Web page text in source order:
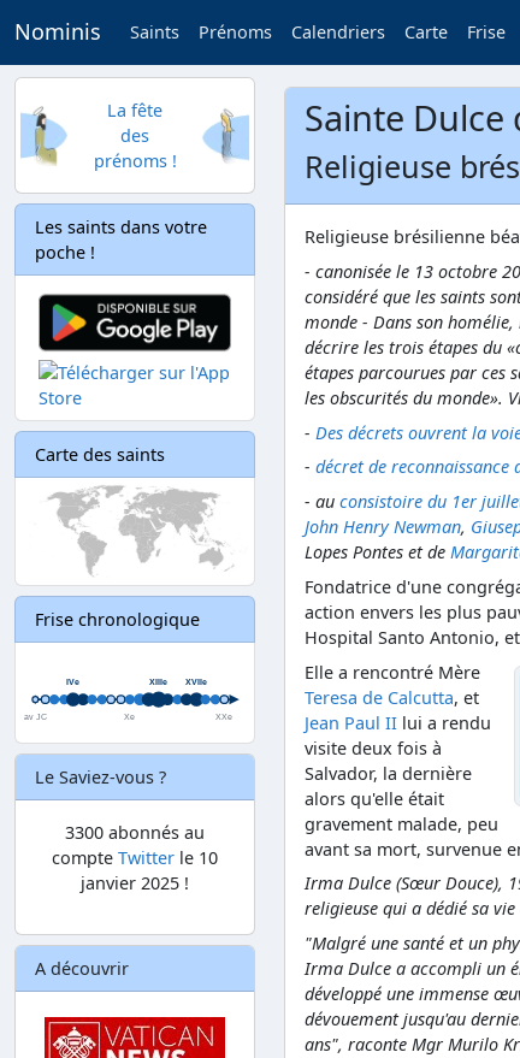
Nominis Saints Prénoms Calendriers Carte Frise
La fête
des
prénoms !
Les saints dans votre
poche !
Carte des saints
Frise chronologique
Le Saviez-vous ?
3300 abonnés au
compte Twitter le 10
janvier 2025 !
A découvrir
Sainte Dulce
Religieuse
Religieuse brésilienne
- canonisée le 13 octobre
considéré que les saints
monde - Dans son
décrire les trois étapes du
étapes parcourues par ces
les obscurités du monde».
- Des décrets ouvrent la
- décret de
- au consistoire du 1er
John Henry Newman,
Lopes Pontes et de
Fondatrice d'une
action envers les plus
Hospital Santo Antonio,
Elle a rencontré Mère
Teresa de Calcutta, et
Jean Paul II lui a rendu
visite deux fois à
Salvador, la dernière
alors qu'elle était
gravement malade, peu
avant sa mort, survenue
Irma Dulce (Sœur Douce),
religieuse qui a dédié sa
"Malgré une santé et un
Irma Dulce a accompli un
développé une immense
dévouement jusqu'au
ans", raconte Mgr Murilo